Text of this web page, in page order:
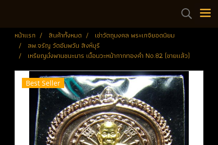
หน้าแรก สินค้าทั้งหมด
เช่าวัตถุมงคล พระเกจิยอดนิยม
ลพ.จรัญ วัดอัมพวัน สิงห์บุรี
เหรียญนั่งพานชนะมาร เนื้อนวะหน้ากากทองคำ No.82 (ขายแล้ว)
Best Seller